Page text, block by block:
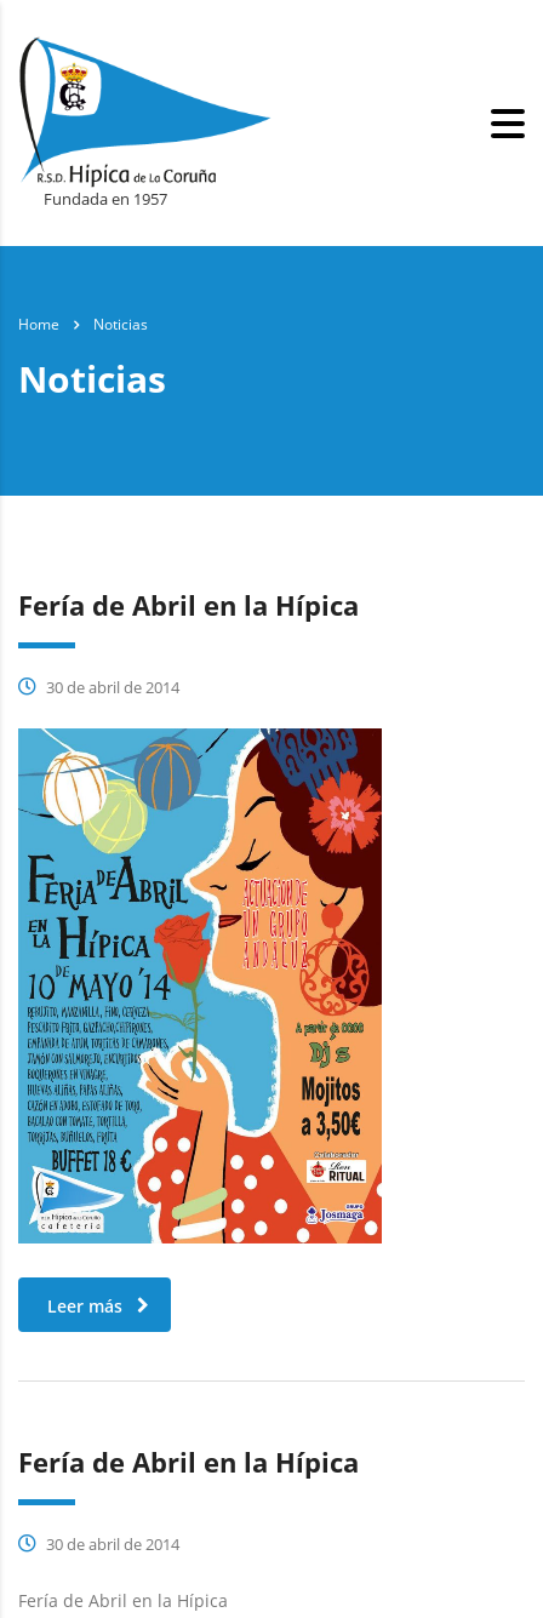
Fundada en 1957
Home Noticias
Noticias
Fería de Abril en la Hípica
30 de abril de 2014
Leer más
Fería de Abril en la Hípica
30 de abril de 2014
Fería de Abril en la Hípica